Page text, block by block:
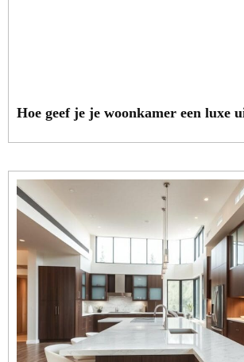
Hoe geef je je woonkamer een luxe